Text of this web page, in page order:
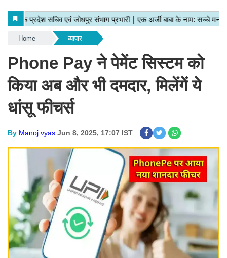
Home व्यापार
Phone Pay ने पेमेंट सिस्टम को
किया अब और भी दमदार, मिलेंगें ये
धांसू फीचर्स
By Manoj vyas Jun 8, 2025, 17:07 IST